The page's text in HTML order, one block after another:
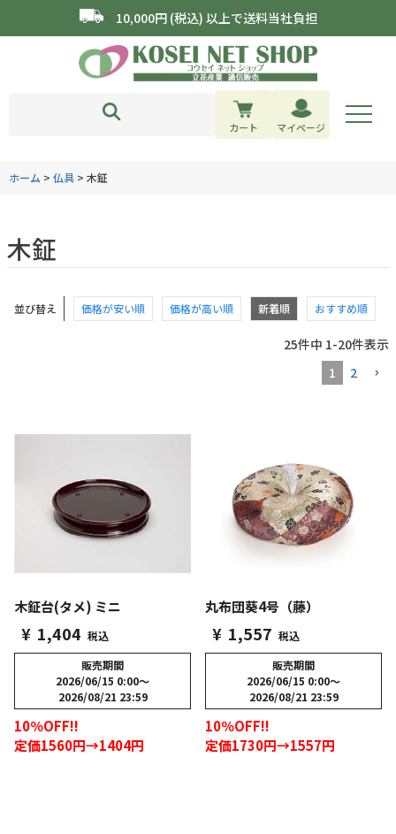
10,000円 (税込) 以上で送料当社負担
カート マイページ
ホーム 仏具 木鉦
木鉦
並び替え 価格が安い順 価格が高い順 新着順 おすすめ順
25件中 1-20件表示
1
2
木鉦台(タメ) ミニ
¥ 1,404 税込
販売期間
2026/06/15 0:00〜
2026/08/21 23:59
10％OFF!!
定価1560円→1404円
丸布団葵4号（藤）
¥ 1,557 税込
販売期間
2026/06/15 0:00〜
2026/08/21 23:59
10％OFF!!
定価1730円→1557円